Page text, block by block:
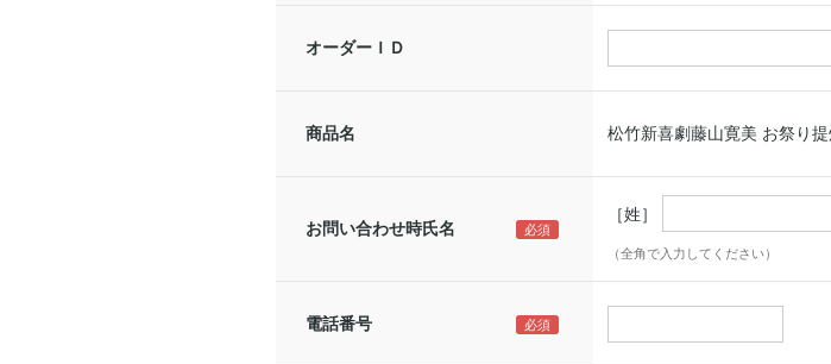
オーダーＩＤ
商品名 松竹新喜劇藤山寛美 お祭り
お問い合わせ時氏名
［姓］
（全角で入力してください）
電話番号